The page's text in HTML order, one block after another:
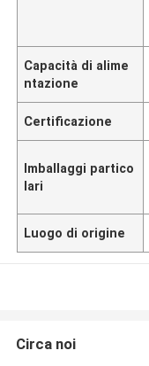
Capacità di alime
ntazione
Certificazione
Imballaggi partico
lari
Luogo di origine
Circa noi